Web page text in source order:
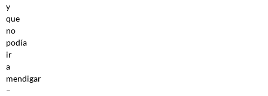
y
que
no
podía
ir
a
mendigar
–